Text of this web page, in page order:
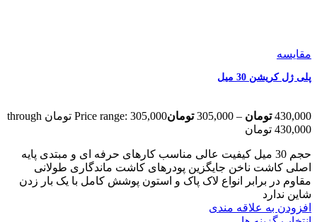
مقایسه
پلی ژل کریشن 30 میل
430,000 تومان –
305,000 تومان
Price range: 305,000 تومان through
430,000 تومان
حجم 30 میل کیفیت عالی مناسب کارهای حرفه ای و مبتدی پایه
اصلی کاشت ناخن جایگزین پودرهای کاشت ماندگاری طولانی
مقاوم در برابر انواع لاک پاک و استون پوشش کامل با یک بار زدن
شاین ندارد
افزودن به علاقه مندی